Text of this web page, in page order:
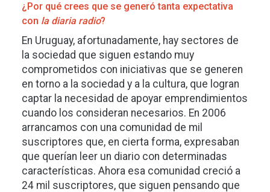
¿Por qué crees que se generó tanta expectativa
con la diaria radio?
En Uruguay, afortunadamente, hay sectores de
la sociedad que siguen estando muy
comprometidos con iniciativas que se generen
en torno a la sociedad y a la cultura, que logran
captar la necesidad de apoyar emprendimientos
cuando los consideran necesarios. En 2006
arrancamos con una comunidad de mil
suscriptores que, en cierta forma, expresaban
que querían leer un diario con determinadas
características. Ahora esa comunidad creció a
24 mil suscriptores, que siguen pensando que